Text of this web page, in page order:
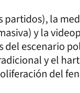
la
y la
del escenario
y el
del